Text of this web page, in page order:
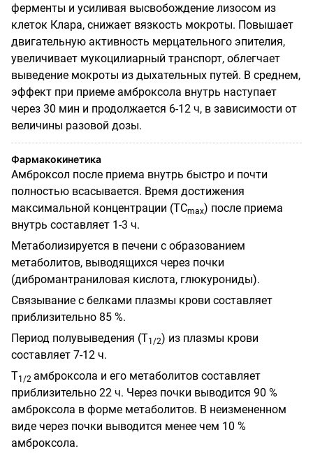
ферменты и усиливая высвобождение лизосом из
клеток Клара, снижает вязкость мокроты. Повышает
двигательную активность мерцательного эпителия,
увеличивает мукоцилиарный транспорт, облегчает
выведение мокроты из дыхательных путей. В среднем,
эффект при приеме амброксола внутрь наступает
через 30 мин и продолжается 6-12 ч, в зависимости от
величины разовой дозы.
Фармакокинетика
Амброксол после приема внутрь быстро и почти
полностью всасывается. Время достижения
максимальной концентрации (ТСmах) после приема
внутрь составляет 1-3 ч.
Метаболизируется в печени с образованием
метаболитов, выводящихся через почки
(дибромантраниловая кислота, глюкурониды).
Связывание с белками плазмы крови составляет
приблизительно 85 %.
Период полувыведения (Т1/2) из плазмы крови
составляет 7-12 ч.
Т1/2 амброксола и его метаболитов составляет
приблизительно 22 ч. Через почки выводится 90 %
амброксола в форме метаболитов. В неизмененном
виде через почки выводится менее чем 10 %
амброксола.